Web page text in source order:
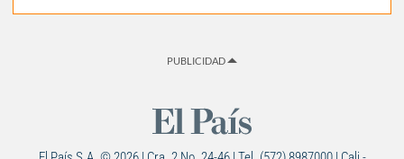
PUBLICIDAD